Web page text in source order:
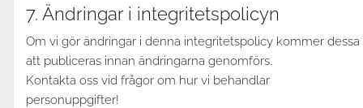
7. Ändringar i integritetspolicyn
Om vi gör ändringar i denna integritetspolicy kommer dessa
att publiceras innan ändringarna genomförs.
Kontakta oss vid frågor om hur vi behandlar
personuppgifter!